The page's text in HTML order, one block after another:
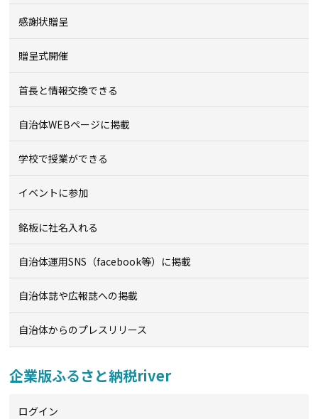
感謝状贈呈
贈呈式開催
首長と情報交換できる
自治体WEBページに掲載
学校で授業ができる
イベントに参加
銘板に社名入れる
自治体運用SNS（facebook等）に掲載
自治体誌や広報誌への掲載
自治体からのプレスリリース
企業版ふるさと納税river
ログイン